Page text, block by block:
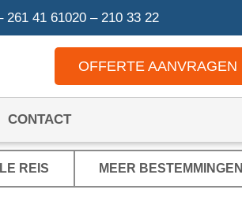
261 41 61020 – 210 33 22
OFFERTE AANVRAGEN
CONTACT
REIS MEER BESTEMMINGEN